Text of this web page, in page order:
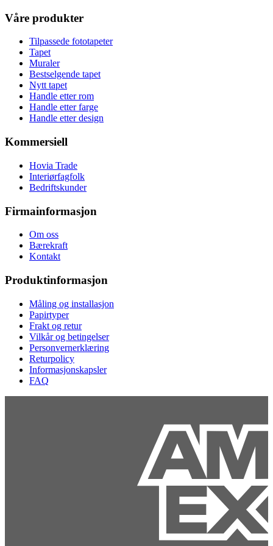
Våre produkter
Tilpassede fototapeter
Tapet
Muraler
Bestselgende tapet
Nytt tapet
Handle etter rom
Handle etter farge
Handle etter design
Kommersiell
Hovia Trade
Interiørfagfolk
Bedriftskunder
Firmainformasjon
Om oss
Bærekraft
Kontakt
Produktinformasjon
Måling og installasjon
Papirtyper
Frakt og retur
Vilkår og betingelser
Personvernerklæring
Returpolicy
Informasjonskapsler
FAQ